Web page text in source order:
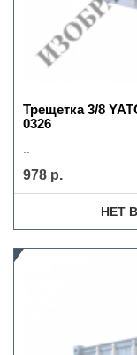
Трещетка 3/8
0326
978 р.
НЕТ